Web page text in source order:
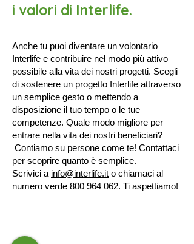
i valori di Interlife.
Anche tu puoi diventare un volontario
Interlife e contribuire nel modo più attivo
possibile alla vita dei nostri progetti. Scegli
di sostenere un progetto Interlife attraverso
un semplice gesto o mettendo a
disposizione il tuo tempo o le tue
competenze. Quale modo migliore per
entrare nella vita dei nostri beneficiari?
Contiamo su persone come te! Contattaci
per scoprire quanto è semplice.
Scrivici a info@interlife.it o chiamaci al
numero verde 800 964 062. Ti aspettiamo!